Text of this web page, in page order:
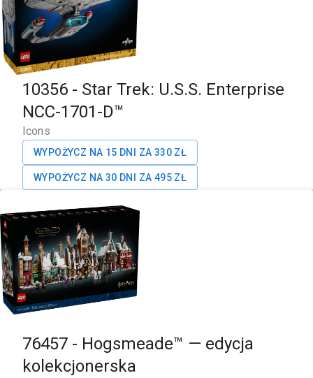
10356 - Star Trek: U.S.S. Enterprise
NCC-1701-D™
Icons
WYPOŻYCZ NA 15 DNI ZA 330 ZŁ
WYPOŻYCZ NA 30 DNI ZA 495 ZŁ
76457 - Hogsmeade™ — edycja
kolekcjonerska